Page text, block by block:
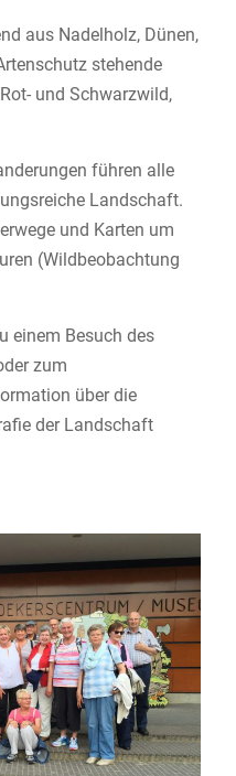
aus Nadelholz, Dünen,
stehende
und Schwarzwild,
führen alle
Landschaft.
und Karten um
(Wildbeobachtung
einem Besuch des
zum
über die
der Landschaft